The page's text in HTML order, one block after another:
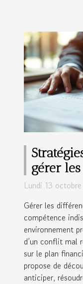
gérer
Lundi 13
Gérer les
compétence
environnement
d’un conflit mal
sur le plan
propose de
anticiper,